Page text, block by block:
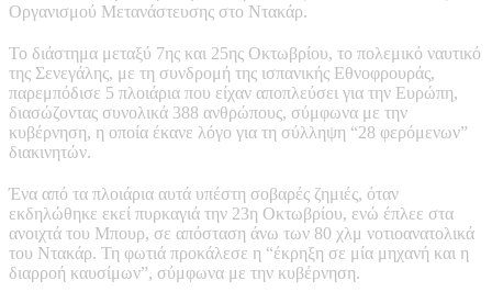
Οργανισμού Μετανάστευσης στο Ντακάρ.
Το διάστημα μεταξύ 7ης και 25ης Οκτωβρίου, το πολεμικό ναυτικό
της Σενεγάλης, με τη συνδρομή της ισπανικής Εθνοφρουράς,
παρεμπόδισε 5 πλοιάρια που είχαν αποπλεύσει για την Ευρώπη,
διασώζοντας συνολικά 388 ανθρώπους, σύμφωνα με την
κυβέρνηση, η οποία έκανε λόγο για τη σύλληψη “28 φερόμενων”
διακινητών.
Ένα από τα πλοιάρια αυτά υπέστη σοβαρές ζημιές, όταν
εκδηλώθηκε εκεί πυρκαγιά την 23η Οκτωβρίου, ενώ έπλεε στα
ανοιχτά του Μπουρ, σε απόσταση άνω των 80 χλμ νοτιοανατολικά
του Ντακάρ. Τη φωτιά προκάλεσε η “έκρηξη σε μία μηχανή και η
διαρροή καυσίμων”, σύμφωνα με την κυβέρνηση.